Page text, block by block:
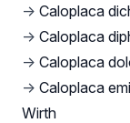
→ Caloplaca
→ Caloplaca
→ Caloplaca
→ Caloplaca
Wirth